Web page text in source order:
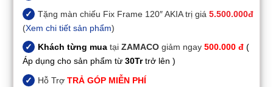
Tặng màn chiếu Fix Frame 120″ AKIA trị giá 5.500.000đ
(Xem chi tiết sản phẩm)
Khách từng muatại ZAMACOgiảm ngay 500.000 đ (
Áp dụng cho sản phẩm từ 30Trtrở lên )
Hỗ Trợ TRẢ GÓP MIỄN PHÍ